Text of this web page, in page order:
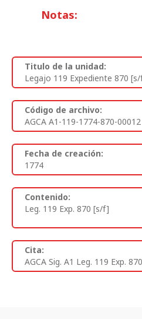
Notas:
Titulo de la unidad:
Legajo 119 Expediente 870
Código de archivo:
AGCA A1-119-1774-870-00012
Fecha de creación:
1774
Contenido:
Leg. 119 Exp. 870 [s/f]
Cita:
AGCA Sig. A1 Leg. 119 Exp.